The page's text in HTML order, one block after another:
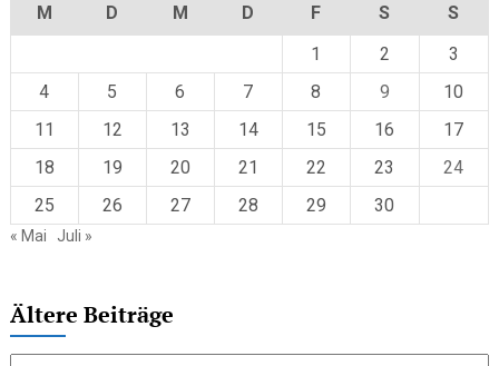
M D M D F S
S
1
2
3
4
5 6 7 8 9
10
11
12 13 14 15 16
17
18
19 20 21 22 23
24
25
26 27 28 29 30
« Mai Juli »
Ältere Beiträge